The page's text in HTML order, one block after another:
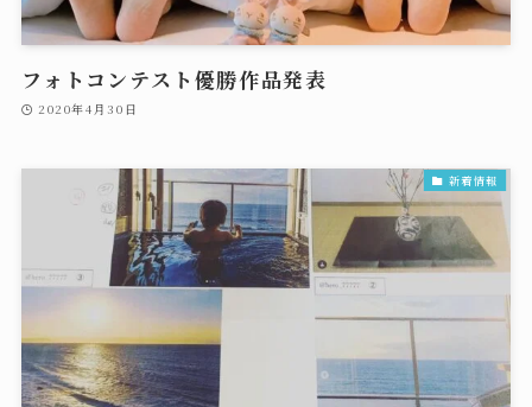
フォトコンテスト優勝作品発表
2020年4月30日
新着情報